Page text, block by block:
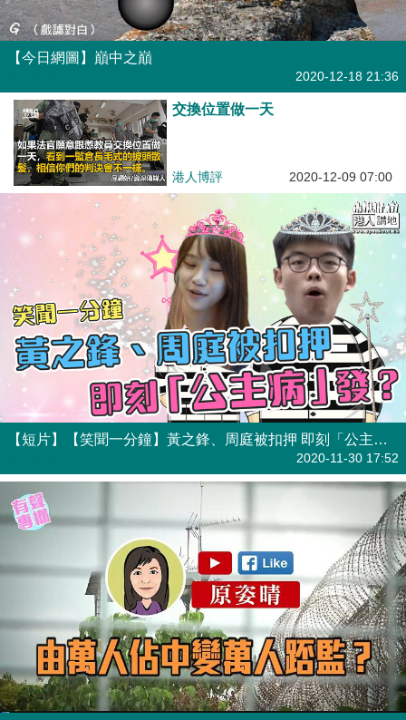
【今日網圖】巔中之巔
2020-12-18 21:36
交換位置做一天
港人博評 2020-12-09 07:00
【短片】【笑聞一分鐘】黃之鋒、周庭被扣押 即刻「公主病」發？
2020-11-30 17:52